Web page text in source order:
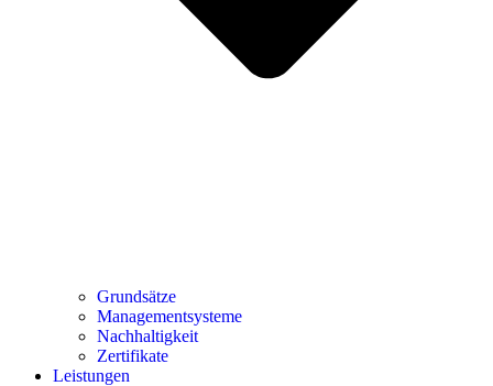
Grundsätze
Managementsysteme
Nachhaltigkeit
Zertifikate
Leistungen